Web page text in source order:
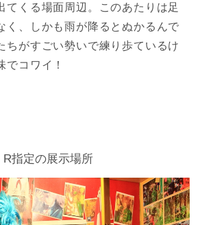
てくる場面周辺。このあたりは足
く、しかも雨が降るとぬかるんで
ちがすごい勢いで練り歩ているけ
でコワイ！
指定の展示場所